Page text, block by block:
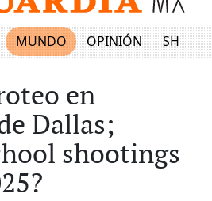
MUNDO OPINIÓN SHOW
en
Dallas;
shootings